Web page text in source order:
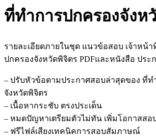
ที่ทำการปกครองจังห
รายละเอียดภายในชุด แนวข้อสอบ เจ้าหน้
ปกครองจังหวัดพิจิตร PDFและหนังสือ ประ
– ปรับหัวข้อตามประกาศสอบล่าสุดของ ที่ท
จังหวัดพิจิตร
– เนื้อหากระชับ ตรงประเด็น
– หมดปัญหาเตรียมตัวไม่ทัน เพิ่มโอกาสสอ
– ฟรีไฟล์เสียงเทคนิคการสอบสัมภาษณ์